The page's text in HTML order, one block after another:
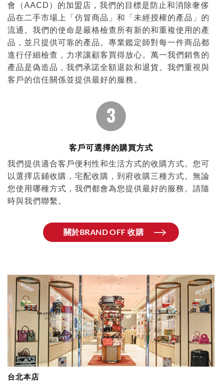
會（AACD）的加盟店，我們的目標是防止和消除奢侈
品在二手市場上「仿冒商品」和「未經授權的產品」的
流通。我們的使命是嚴格檢查所有新的和重複使用的產
品，並只提供可靠的產品。專業鑑定師對每一件商品都
進行仔細檢查，力求讓顧客買得放心。萬一我們銷售的
產品是偽造品，我們承諾全額退款和退貨。我們重視與
客戶的信任關係並提供最好的服務。
3
客戶可選擇的購買方式
我們提供適合客戶便利性和生活方式的收購方式。您可
以選擇店鋪收購，宅配收購，到府收購三種方式。無論
您使用哪種方式，我們都會為您提供最好的服務。請隨
時與我們聯繫。
關於BRAND OFF 收購
台北本店